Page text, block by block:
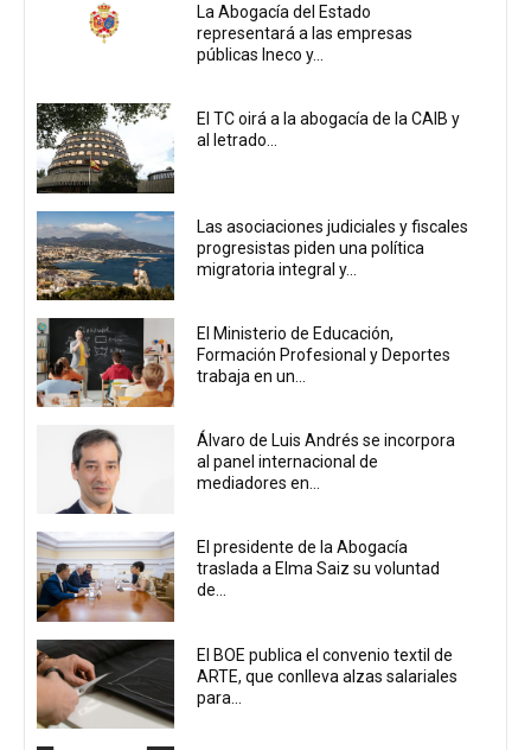
La Abogacía del Estado
representará a las empresas
públicas Ineco y...
El TC oirá a la abogacía de la CAIB y
al letrado...
Las asociaciones judiciales y fiscales
progresistas piden una política
migratoria integral y...
El Ministerio de Educación,
Formación Profesional y Deportes
trabaja en un...
Álvaro de Luis Andrés se incorpora
al panel internacional de
mediadores en...
El presidente de la Abogacía
traslada a Elma Saiz su voluntad
de...
El BOE publica el convenio textil de
ARTE, que conlleva alzas salariales
para...